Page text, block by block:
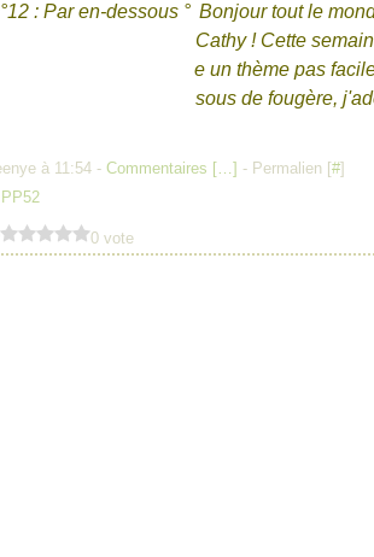
Bonjour tout le
Cathy ! Cette
e un thème pas
sous de fougère,
à 11:54 - Commentaires […] - Permalien [#]
PP52
0 vote